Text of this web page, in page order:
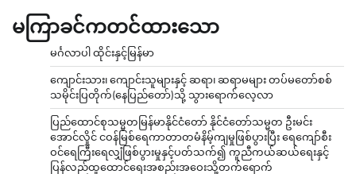
မကြာခင်ကတင်ထားသော
မင်္ဂလာပါ ထိုင်းနှင့်မြန်မာ
ကျောင်းသား၊ ကျောင်းသူများနှင့် ဆရာ၊ ဆရာမများ တပ်မတော်စစ်
သမိုင်းပြတိုက်(နေပြည်တော်)သို့ သွားရောက်လေ့လာ
ပြည်ထောင်စုသမ္မတမြန်မာနိုင်ငံတော် နိုင်ငံတော်သမ္မတ ဦးမင်း
အောင်လှိုင် ငဝန်မြစ်ရေကာတာတမံနိမ့်ကျမှုဖြစ်ပွားပြီး ရေကျော်စီး
ဝင်ရေကြီးရေလျှံဖြစ်ပွားမှုနှင့်ပတ်သက်၍ ကူညီကယ်ဆယ်ရေးနှင့်
ပြန်လည်ထူထောင်ရေးအစည်းအဝေးသို့တက်ရောက်